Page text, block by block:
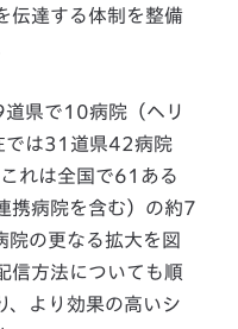
伝達する体制を整備
県で10病院（ヘリ
では31道県42病院
れは全国で61ある
携病院を含む）の約7
院の更なる拡大を図
信方法についても順
、より効果の高いシ